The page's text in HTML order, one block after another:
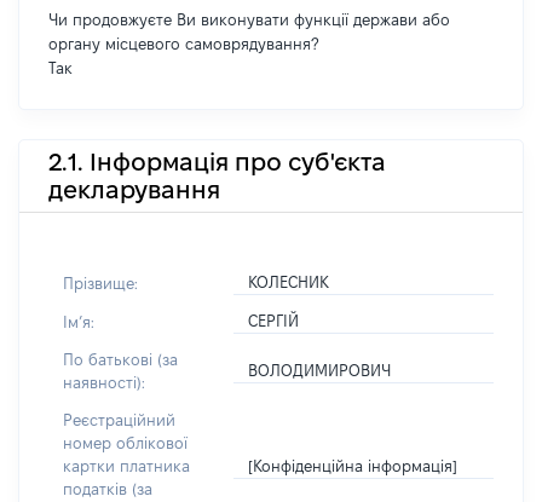
Чи продовжуєте Ви виконувати функції держави або
органу місцевого самоврядування?
Так
2.1. Інформація про суб'єкта
декларування
Прізвище: КОЛЕСНИК
Імʼя: СЕРГІЙ
По батькові (за
наявності):
ВОЛОДИМИРОВИЧ
Реєстраційний
номер облікової
картки платника
податків (за
[Конфіденційна інформація]